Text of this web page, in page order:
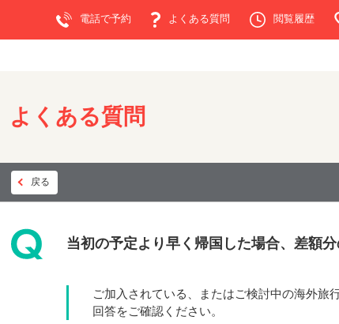
電話で予約 よくある質問 閲覧履歴
よくある質問
戻る
当初の予定より早く帰国した場合、差額
ご加入されている、またはご検討中の海外旅
回答をご確認ください。